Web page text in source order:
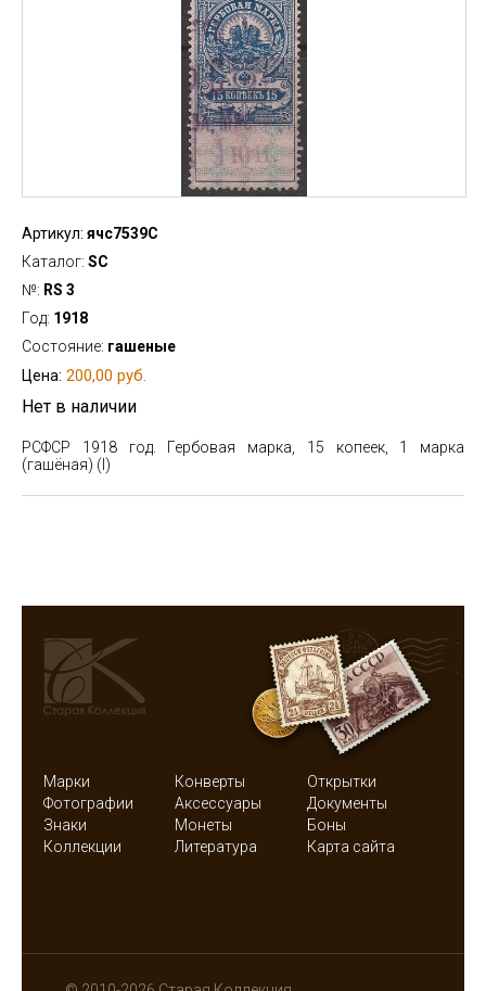
Артикул: ячс7539С
Каталог: SC
№: RS 3
Год: 1918
Состояние: гашеные
Цена: 200,00 руб.
Нет в наличии
РСФСР 1918 год. Гербовая марка, 15 копеек, 1 марка
(гашёная) (I)
Марки Конверты
Открытки
Фотографии
Аксессуары
Документы
Знаки
Монеты
Боны
Коллекции
Литература Карта сайта